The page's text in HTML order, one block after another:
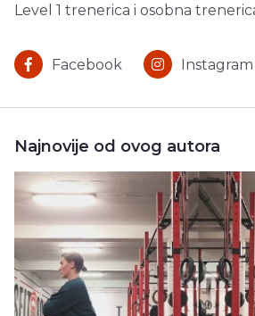
Level 1 trenerica i osobna
Facebook Instagram
Najnovije od ovog autora